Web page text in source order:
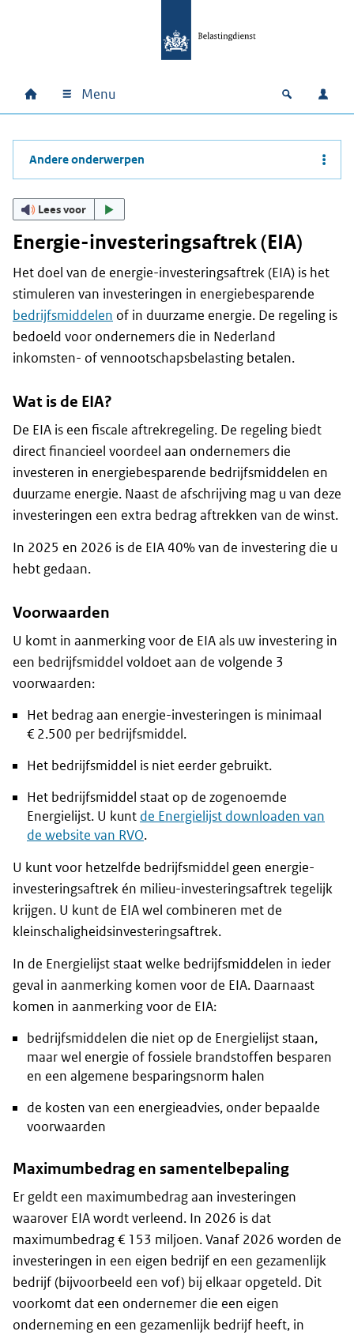
Hoofdnavigatie
Home Menu Open
Andere onderwerpen
Lees voor
Energie-investeringsaftrek (EIA)
Het doel van de energie-investeringsaftrek (EIA) is het
stimuleren van investeringen in energiebesparende
bedrijfsmiddelen of in duurzame energie. De regeling is
bedoeld voor ondernemers die in Nederland
inkomsten- of vennootschapsbelasting betalen.
Wat is de EIA?
De EIA is een fiscale aftrekregeling. De regeling biedt
direct financieel voordeel aan ondernemers die
investeren in energiebesparende bedrijfsmiddelen en
duurzame energie. Naast de afschrijving mag u van deze
investeringen een extra bedrag aftrekken van de winst.
In 2025 en 2026 is de EIA 40% van de investering die u
hebt gedaan.
Voorwaarden
U komt in aanmerking voor de EIA als uw investering in
een bedrijfsmiddel voldoet aan de volgende 3
voorwaarden:
Het bedrag aan energie-investeringen is minimaal
€ 2.500 per bedrijfsmiddel.
Het bedrijfsmiddel is niet eerder gebruikt.
Het bedrijfsmiddel staat op de zogenoemde
Energielijst. U kunt de Energielijst downloaden van
de website van RVO.
U kunt voor hetzelfde bedrijfsmiddel geen energie-
investeringsaftrek én milieu-investeringsaftrek tegelijk
krijgen. U kunt de EIA wel combineren met de
kleinschaligheidsinvesteringsaftrek.
In de Energielijst staat welke bedrijfsmiddelen in ieder
geval in aanmerking komen voor de EIA. Daarnaast
komen in aanmerking voor de EIA:
bedrijfsmiddelen die niet op de Energielijst staan,
maar wel energie of fossiele brandstoffen besparen
en een algemene besparingsnorm halen
de kosten van een energieadvies, onder bepaalde
voorwaarden
Maximumbedrag en samentelbepaling
Er geldt een maximumbedrag aan investeringen
waarover EIA wordt verleend. In 2026 is dat
maximumbedrag € 153 miljoen. Vanaf 2026 worden de
investeringen in een eigen bedrijf en een gezamenlijk
bedrijf (bijvoorbeeld een vof) bij elkaar opgeteld. Dit
voorkomt dat een ondernemer die een eigen
onderneming en een gezamenlijk bedrijf heeft, in